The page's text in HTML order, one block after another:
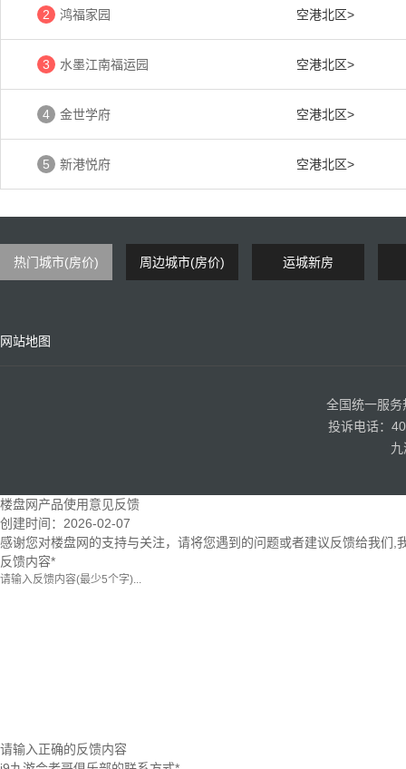
2 鸿福家园 空港北区>
3 水墨江南福运园 空港北区>
4 金世学府 空港北区>
5 新港悦府 空港北区>
热门城市(房价) 周边城市(房价) 运城新房
网站地图
全国统一服
投诉电话：
楼盘网产品使用意见反馈
创建时间： 2026-02-07
感谢您对楼盘网的支持与关注，请将您遇到的问题或者建议反馈给我们,
反馈内容*
请输入正确的反馈内容